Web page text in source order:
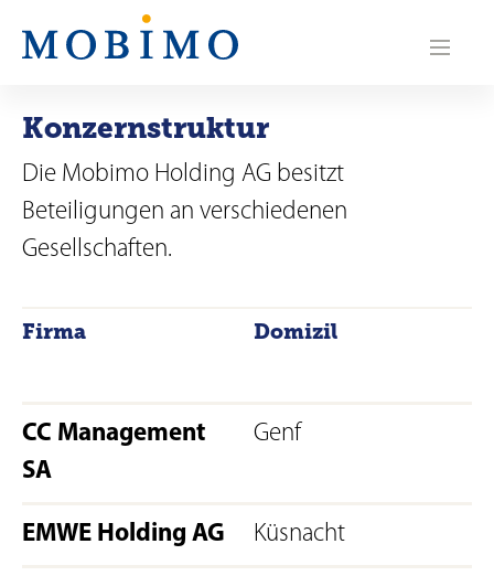
N
a
v
g
a
i
n
Konzernstruktur
Die Mobimo Holding AG besitzt
Beteiligungen an verschiedenen
Gesellschaften.
Firma Domizil
CC Management
SA
Genf
EMWE Holding AG Küsnacht